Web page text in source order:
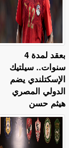
بعقد لمدة 4
سنوات.. سيلتيك
الإسكتلندي يضم
الدولي المصري
هيثم حسن